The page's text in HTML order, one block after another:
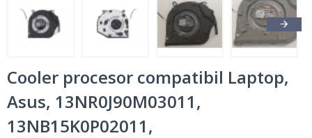
Cooler procesor compatibil Laptop,
Asus, 13NR0J90M03011,
13NB15K0P02011,